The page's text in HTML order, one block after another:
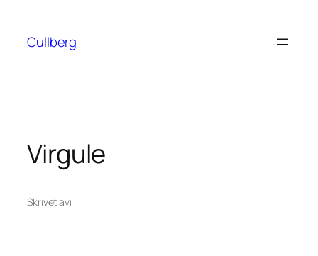
innehåll
Cullberg
Virgule
Skrivet avi